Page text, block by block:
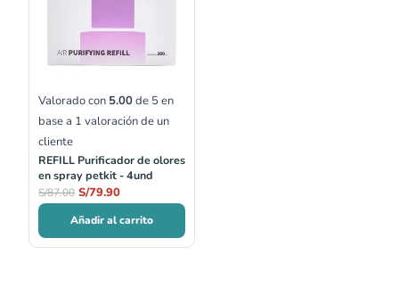
Valorado con 5.00de 5 en
base a 1 valoración de un
cliente
REFILL Purificador de olores
en spray petkit - 4und
S/87.00
S/87.00.
S/79.90
S/79.90.
Añadir al carrito